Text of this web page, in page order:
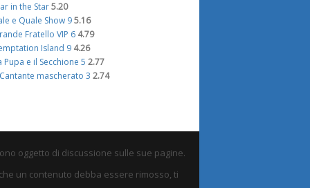
in the Star 5.20
e Quale Show 9 5.16
Fratello VIP 6 4.79
Island 9 4.26
Pupa e il Secchione 5 2.77
mascherato 3 2.74
oggetto di discussione sulle sue pagine.
un contenuto debba essere rimosso, ti